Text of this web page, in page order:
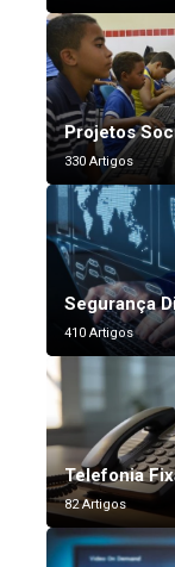
Projetos
330 Artigos
Segurança
410 Artigos
Telefonia
82 Artigos